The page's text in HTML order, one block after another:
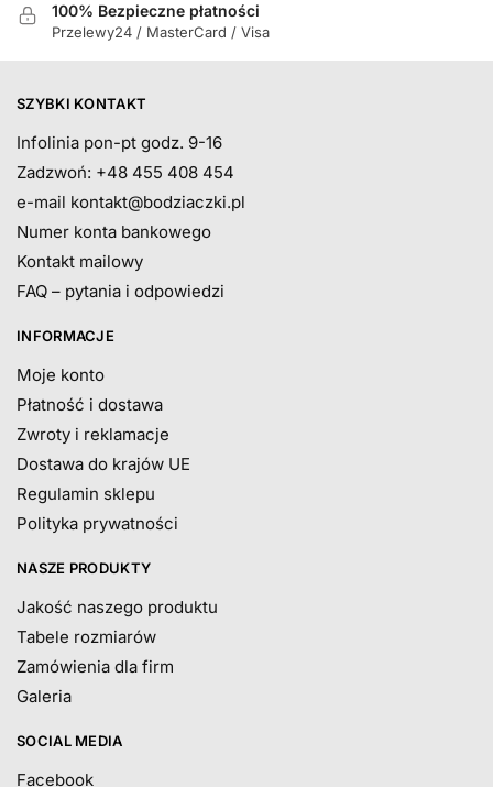
100% Bezpieczne płatności
Przelewy24 / MasterCard / Visa
SZYBKI KONTAKT
Infolinia pon-pt godz. 9-16
Zadzwoń: +48 455 408 454
e-mail kontakt@bodziaczki.pl
Numer konta bankowego
Kontakt mailowy
FAQ – pytania i odpowiedzi
INFORMACJE
Moje konto
Płatność i dostawa
Zwroty i reklamacje
Dostawa do krajów UE
Regulamin sklepu
Polityka prywatności
NASZE PRODUKTY
Jakość naszego produktu
Tabele rozmiarów
Zamówienia dla firm
Galeria
SOCIAL MEDIA
Facebook